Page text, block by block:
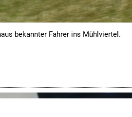
bekannter Fahrer ins Mühlviertel.